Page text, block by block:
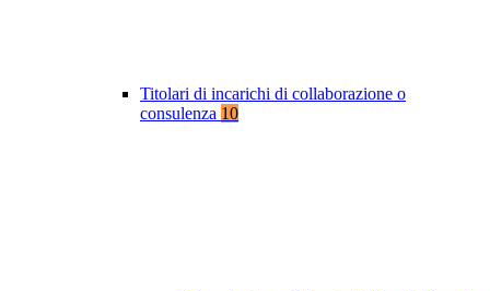
Titolari di incarichi di collaborazione o
consulenza 10